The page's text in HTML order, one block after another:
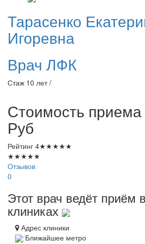
Тарасенко
Игоревна
Врач ЛФК
Стаж 10 лет /
Стоимость
Руб
Рейтинг 4★★★★★
★★★★★
Отзывов
0
Этот врач ведёт приём
клиниках
Адрес клиники
Ближайшее метро